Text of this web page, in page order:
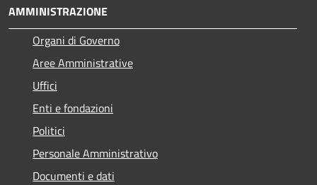
AMMINISTRAZIONE
Organi di Governo
Aree Amministrative
Uffici
Enti e fondazioni
Politici
Personale Amministrativo
Documenti e dati